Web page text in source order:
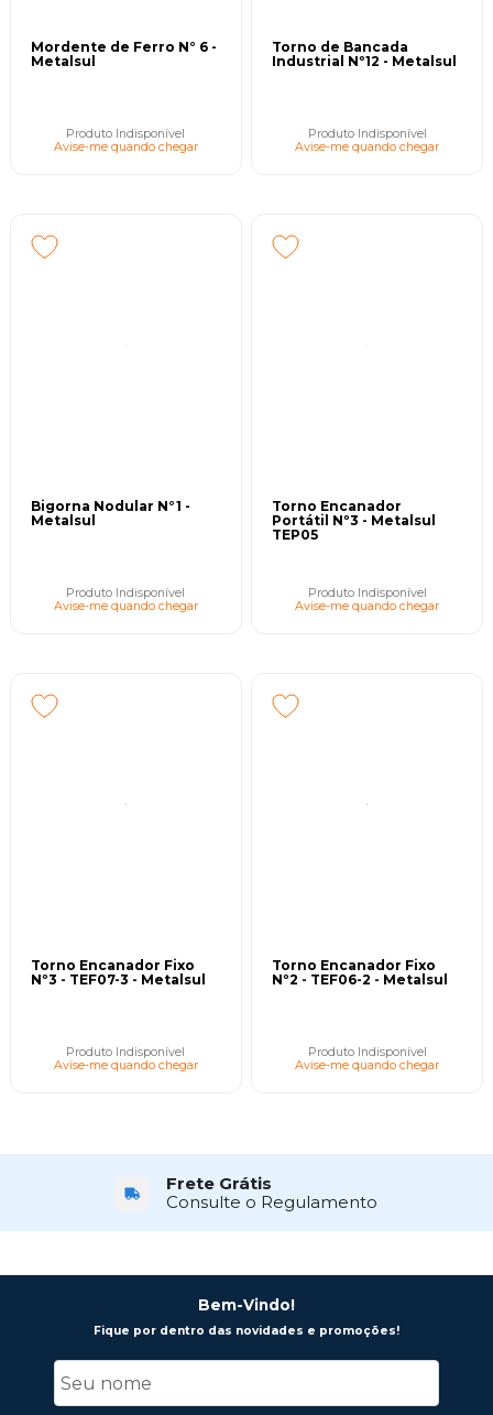
Mordente de Ferro N° 6 -
Metalsul
Produto Indisponível
Avise-me quando chegar
Torno de Bancada
Industrial Nº12 - Metalsul
Produto Indisponível
Avise-me quando chegar
Bigorna Nodular N°1 -
Metalsul
Produto Indisponível
Avise-me quando chegar
Torno Encanador
Portátil Nº3 - Metalsul
TEP05
Produto Indisponível
Avise-me quando chegar
Torno Encanador Fixo
Nº3 - TEF07-3 - Metalsul
Produto Indisponível
Avise-me quando chegar
Torno Encanador Fixo
Nº2 - TEF06-2 - Metalsul
Produto Indisponível
Avise-me quando chegar
Frete Grátis
Consulte o Regulamento
Bem-Vindo!
Fique por dentro das novidades e promoções!